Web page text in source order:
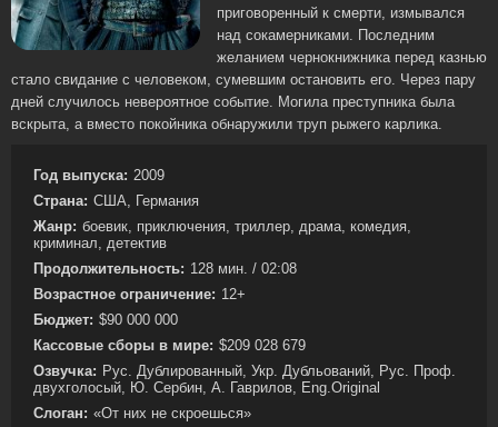
приговоренный к смерти, измывался
над сокамерниками. Последним
желанием чернокнижника перед казнью
стало свидание с человеком, сумевшим остановить его. Через пару
дней случилось невероятное событие. Могила преступника была
вскрыта, а вместо покойника обнаружили труп рыжего карлика.
Год выпуска: 2009
Страна: США, Германия
Жанр: боевик, приключения, триллер, драма, комедия,
криминал, детектив
Продолжительность: 128 мин. / 02:08
Возрастное ограничение: 12+
Бюджет: $90 000 000
Кассовые сборы в мире: $209 028 679
Озвучка: Рус. Дублированный, Укр. Дубльований, Рус. Проф.
двухголосый, Ю. Сербин, А. Гаврилов, Eng.Original
Слоган: «От них не скроешься»